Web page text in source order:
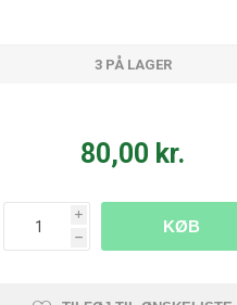
3 PÅ LAGER
80,00 kr.
i
h
KØB